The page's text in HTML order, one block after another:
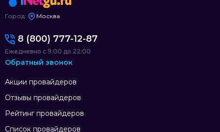
Город: Москва
Акции провайдеров
Отзывы провайдеров
Рейтинг провайдеров
Список провайдеров
8 (800) 777-12-87
Ежедневно с 9:00 до 22:00
Обратный звонок